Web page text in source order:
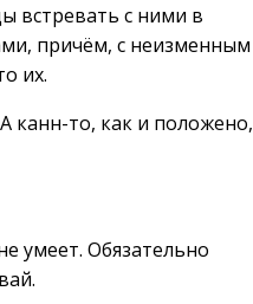
встревать с ними в
причём, с неизменным
их.
канн-то, как и положено,
умеет. Обязательно